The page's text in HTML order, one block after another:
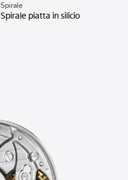
Spirale
Spirale piatta in silicio